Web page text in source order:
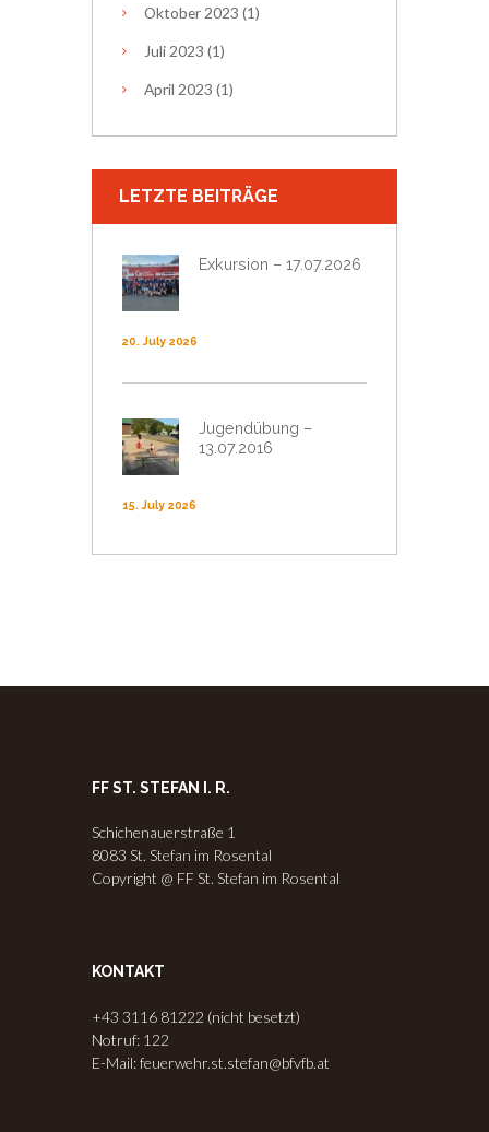
Oktober 2023 (1)
Juli 2023 (1)
April 2023 (1)
LETZTE BEITRÄGE
Exkursion – 17.07.2026
20. July 2026
Jugendübung –
13.07.2016
15. July 2026
FF ST. STEFAN I. R.
Schichenauerstraße 1
8083 St. Stefan im Rosental
Copyright @ FF St. Stefan im Rosental
KONTAKT
+43 3116 81222 (nicht besetzt)
Notruf: 122
E-Mail: feuerwehr.st.stefan@bfvfb.at